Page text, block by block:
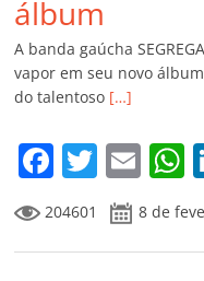
álbum
A banda gaúcha
vapor em seu novo
do talentoso […]
F
a
c
e
T
w
itt
er
E
m
ai
l s
204601 8 de